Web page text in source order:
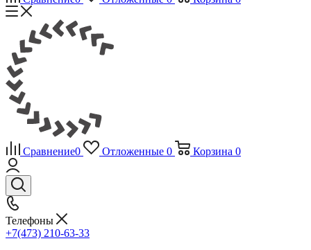
Сравнение0 Отложенные 0 Корзина 0
Телефоны
+7(473) 210-63-33